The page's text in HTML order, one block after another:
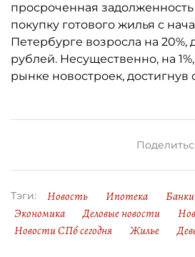
просроченная
покупку готового жилья с
Петербурге возросла на 20%,
рублей. Несущественно, на
рынке новостроек, достигнув
Тэги: Новость Ипотека Банки
Экономика
Деловые новости
Новости СПб сегодня
Жилье